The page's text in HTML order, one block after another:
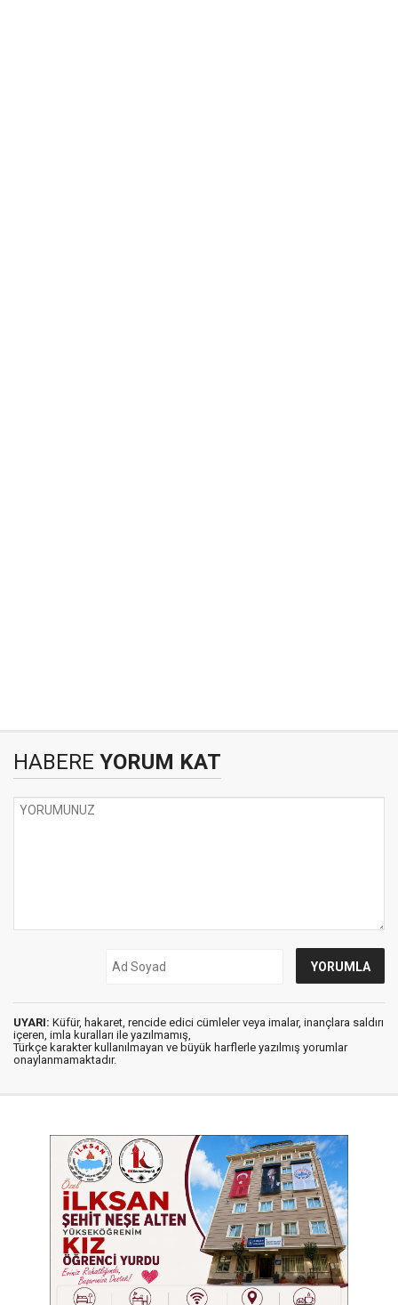
HABERE YORUM KAT
UYARI: Küfür, hakaret, rencide edici cümleler veya imalar, inançlara saldırı
içeren, imla kuralları ile yazılmamış,
Türkçe karakter kullanılmayan ve büyük harflerle yazılmış yorumlar
onaylanmamaktadır.